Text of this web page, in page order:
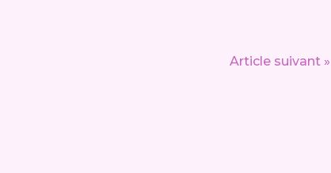
Article suivant »